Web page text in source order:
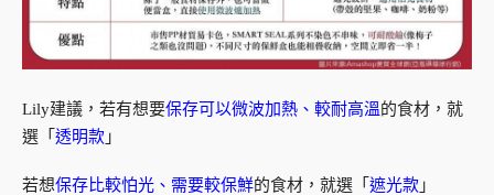
Lily建議，若有想要保存可以微波加熱、較耐高溫的食材，就
選「 透明款 」
若想保存比較怕光、需要較保鮮的食材，就選「 遮光款 」